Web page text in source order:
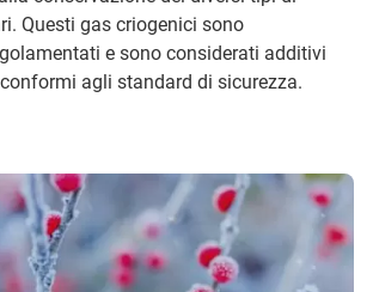
Questi gas criogenici sono
e sono considerati additivi
agli standard di sicurezza.